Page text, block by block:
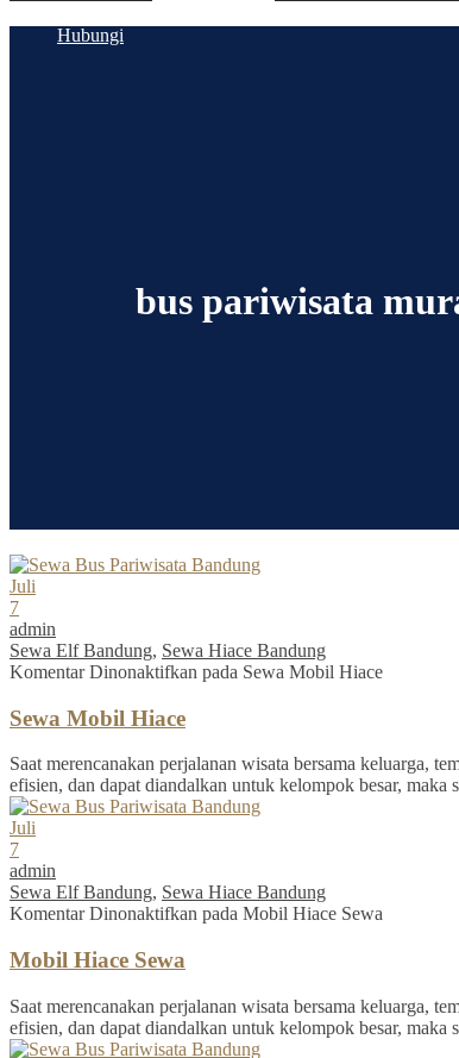
Hubungi
bus pariwisata
Juli
7
admin
Sewa Elf Bandung, Sewa Hiace Bandung
Komentar Dinonaktifkan pada Sewa Mobil Hiace
Sewa Mobil Hiace
Saat merencanakan perjalanan wisata bersama keluarga,
efisien, dan dapat diandalkan untuk kelompok besar, maka
Juli
7
admin
Sewa Elf Bandung, Sewa Hiace Bandung
Komentar Dinonaktifkan pada Mobil Hiace Sewa
Mobil Hiace Sewa
Saat merencanakan perjalanan wisata bersama keluarga,
efisien, dan dapat diandalkan untuk kelompok besar, maka